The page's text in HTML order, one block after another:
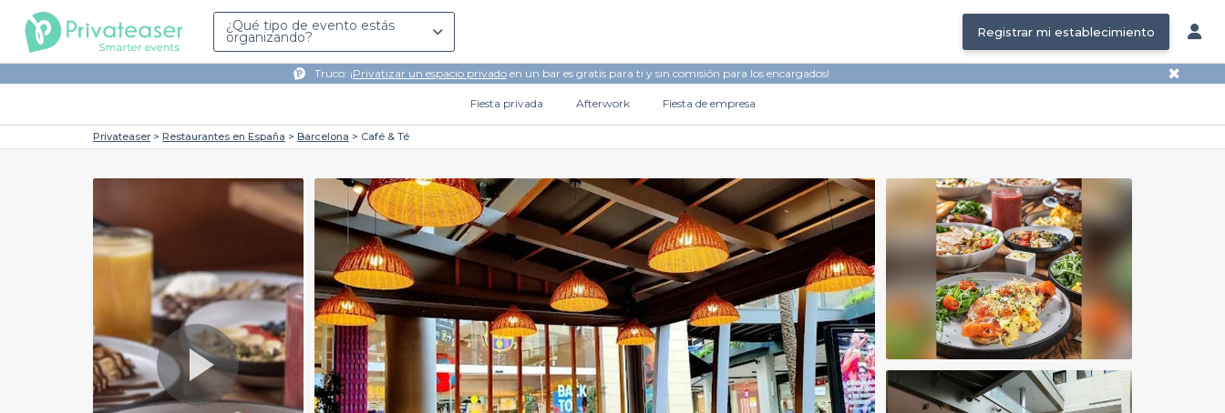
¿Qué tipo de evento estás
organizando? Registrar mi establecimiento
Truco: ¡Privatizar un espacio privadoen un bar es gratis para ti y sin comisión para los encargados! ✖
Fiesta privada Afterwork Fiesta de empresa
Privateaser Restaurantes en España Barcelona Café & Té